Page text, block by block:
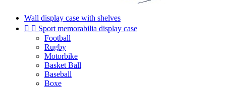
Wall display case with shelves
  Sport memorabilia display case
Football
Rugby
Motorbike
Basket Ball
Baseball
Boxe